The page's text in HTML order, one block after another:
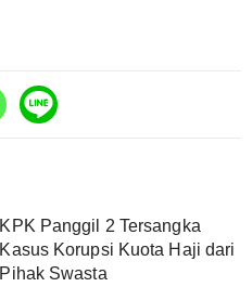
KPK Panggil 2 Tersangka
Kasus Korupsi Kuota Haji dari
Pihak Swasta